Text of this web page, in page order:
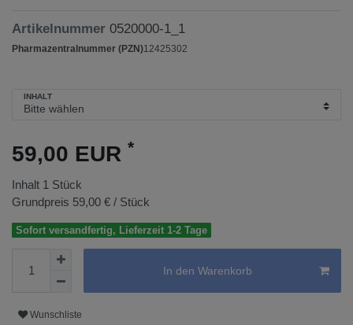
Artikelnummer 0520000-1_1
Pharmazentralnummer (PZN)12425302
INHALT
59,00 EUR *
Inhalt 1 Stück
Grundpreis 59,00 € / Stück
Sofort versandfertig, Lieferzeit 1-2 Tage
In den Warenkorb
Wunschliste